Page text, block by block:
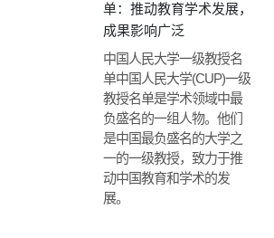
单：推动教育学术发展，
成果影响广泛
中国人民大学一级教授名
单中国人民大学(CUP)一级
教授名单是学术领域中最
负盛名的一组人物。他们
是中国最负盛名的大学之
一的一级教授，致力于推
动中国教育和学术的发
展。